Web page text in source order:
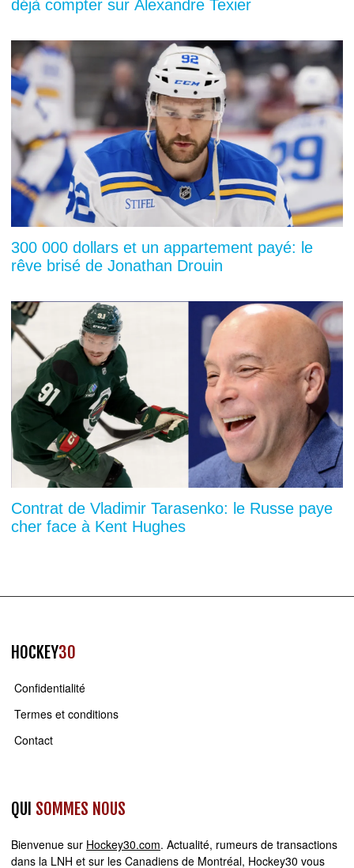
déjà compter sur Alexandre Texier
300 000 dollars et un appartement payé: le
rêve brisé de Jonathan Drouin
Contrat de Vladimir Tarasenko: le Russe paye
cher face à Kent Hughes
HOCKEY30
Confidentialité
Termes et conditions
Contact
QUI SOMMES NOUS
Bienvenue sur Hockey30.com. Actualité, rumeurs de transactions
dans la LNH et sur les Canadiens de Montréal, Hockey30 vous